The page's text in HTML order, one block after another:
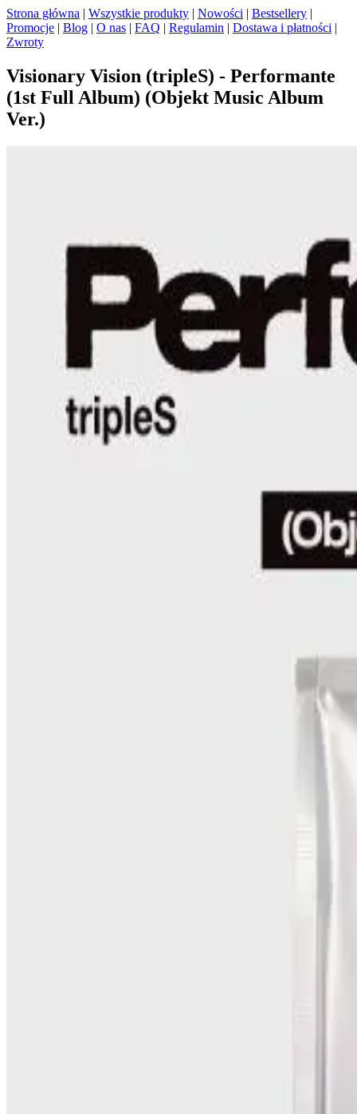
Strona główna | Wszystkie produkty | Nowości | Bestsellery |
Promocje | Blog | O nas | FAQ | Regulamin | Dostawa i płatności |
Zwroty
Visionary Vision (tripleS) - Performante
(1st Full Album) (Objekt Music Album
Ver.)